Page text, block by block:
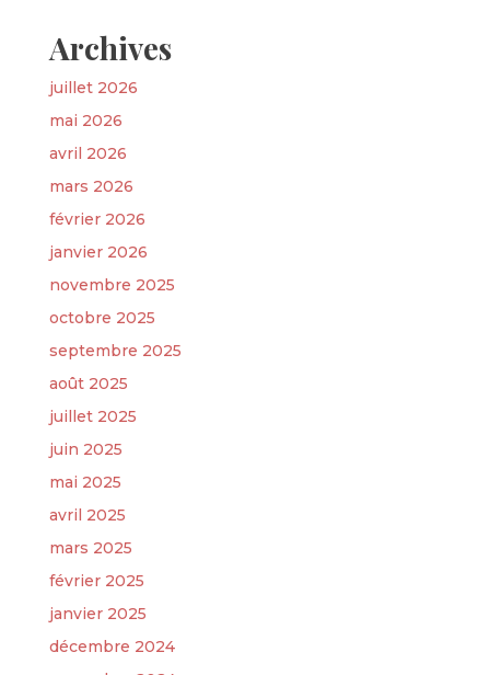
Archives
juillet 2026
mai 2026
avril 2026
mars 2026
février 2026
janvier 2026
novembre 2025
octobre 2025
septembre 2025
août 2025
juillet 2025
juin 2025
mai 2025
avril 2025
mars 2025
février 2025
janvier 2025
décembre 2024